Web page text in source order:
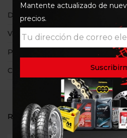
Descripción
Valoraciones (0)
Políticas de la tienda
Consultas
RELATED PRODUCTS
Mantente actualizado de
precios.